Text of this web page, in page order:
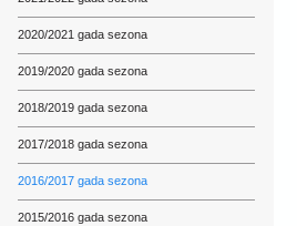
2020/2021 gada sezona
2019/2020 gada sezona
2018/2019 gada sezona
2017/2018 gada sezona
2016/2017 gada sezona
2015/2016 gada sezona